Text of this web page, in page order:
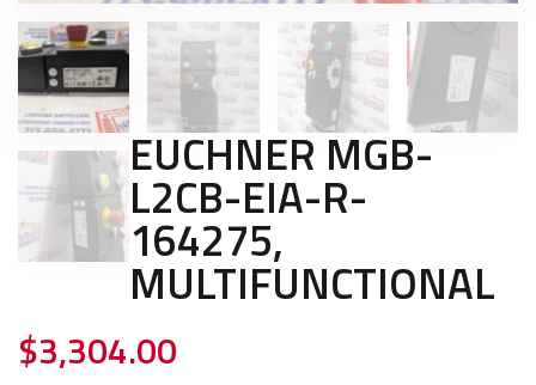
EUCHNER MGB-
L2CB-EIA-R-
164275,
MULTIFUNCTIONAL
$3,304.00